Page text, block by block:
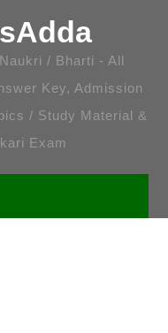
/ Bharti - All
Key, Admission
/ Study Material &
Exam